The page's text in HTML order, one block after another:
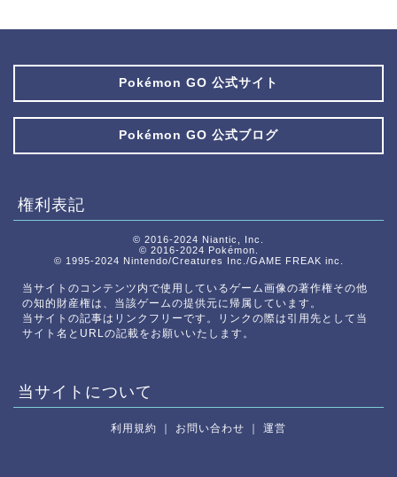
Pokémon GO 公式サイト
Pokémon GO 公式ブログ
権利表記
© 2016-2024 Niantic, Inc.
© 2016-2024 Pokémon.
© 1995-2024 Nintendo/Creatures Inc./GAME FREAK inc.
当サイトのコンテンツ内で使用しているゲーム画像の著作権その他
の知的財産権は、当該ゲームの提供元に帰属しています。
当サイトの記事はリンクフリーです。リンクの際は引用先として当
サイト名とURLの記載をお願いいたします。
当サイトについて
利用規約 ｜ お問い合わせ ｜ 運営